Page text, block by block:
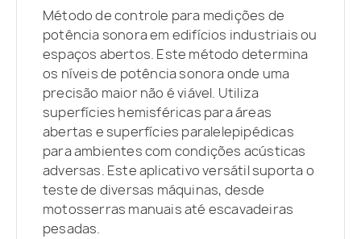
Método de controle para medições de
potência sonora em edifícios industriais ou
espaços abertos. Este método determina
os níveis de potência sonora onde uma
precisão maior não é viável. Utiliza
superfícies hemisféricas para áreas
abertas e superfícies paralelepipédicas
para ambientes com condições acústicas
adversas. Este aplicativo versátil suporta o
teste de diversas máquinas, desde
motosserras manuais até escavadeiras
pesadas.